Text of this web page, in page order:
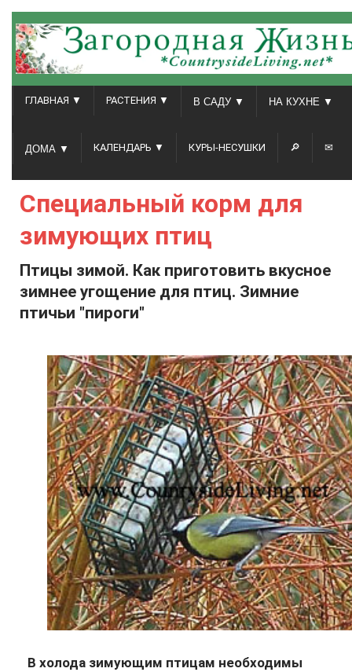
ГЛАВНАЯ ▼ РАСТЕНИЯ ▼ В САДУ ▼ НА КУХНЕ ▼
ДОМА ▼ КАЛЕНДАРЬ ▼ КУРЫ-НЕСУШКИ 🔎 ✉
Специальный корм для
зимующих птиц
Птицы зимой. Как приготовить вкусное
зимнее угощение для птиц. Зимние
птичьи "пироги"
В холода зимующим птицам необходимы